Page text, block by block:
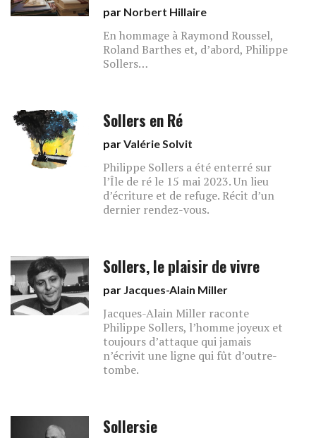
par Norbert Hillaire
En hommage à Raymond Roussel,
Roland Barthes et, d’abord, Philippe
Sollers…
Sollers en Ré
parValérie Solvit
Philippe Sollers a été enterré sur
l’Île de ré le 15 mai 2023. Un lieu
d’écriture et de refuge. Récit d’un
dernier rendez-vous.
Sollers, le plaisir de vivre
par Jacques-Alain Miller
Jacques-Alain Miller raconte
Philippe Sollers, l’homme joyeux et
toujours d’attaque qui jamais
n’écrivit une ligne qui fût d’outre-
tombe.
Sollersie